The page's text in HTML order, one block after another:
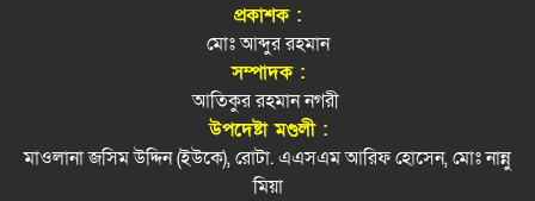
ফের জৈন্তাপুরে সড়ক দুর্ঘটনা, নিহত ১
পরিকল্পনামন্ত্রী মান্নানের বাড়ি-ঘর-ফ্ল্যাট নেই
জুলাইয়ে সিলেটের সড়কে দুর্ঘটনায় প্রাণ গেল ৩১ জনের
ওসমানীনগরে বাস দুর্ঘটনায় তদন্ত কমিটি গঠন
সিলেটে আইসিইউ না পাওয়ায় মারা গেল আট মাসের
প্রকাশক :
মোঃ আব্দুর রহমান
সম্পাদক :
আতিকুর রহমান নগরী
উপদেষ্টা মণ্ডলী :
মাওলানা জসিম উদ্দিন (ইউকে), রোটা. এএসএম আরিফ হোসেন, মোঃ নান্নু
মিয়া